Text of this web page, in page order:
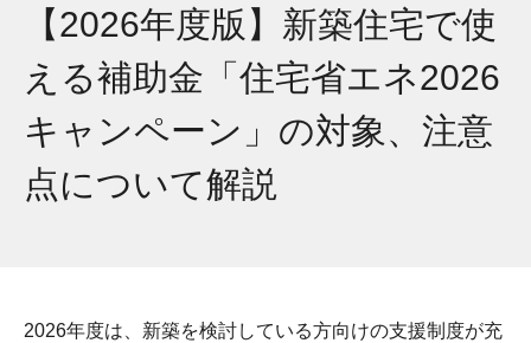
【2026年度版】新築住宅で使
える補助金「住宅省エネ2026
キャンペーン」の対象、注意
点について解説
2026年度は、新築を検討している方向けの支援制度が充